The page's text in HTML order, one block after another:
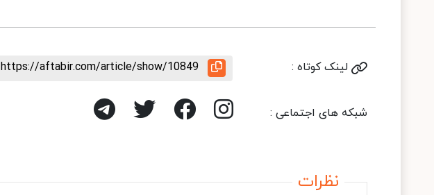
لینک کوتاه : https://aftabir.com/article/show/10849
شبکه های اجتماعی :
نظرات